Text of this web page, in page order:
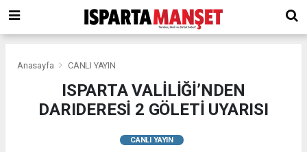
Anasayfa CANLI YAYIN
ISPARTA VALİLİĞİ’NDEN
DARIDERESİ 2 GÖLETİ UYARISI
CANLI YAYIN